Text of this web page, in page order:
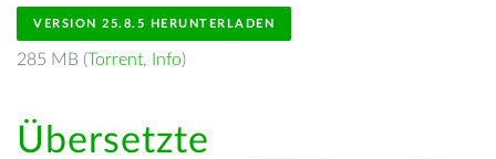
VERSION 25.8.5 HERUNTERLADEN
285 MB (Torrent, Info)
Übersetzte